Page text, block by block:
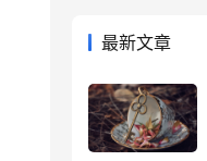
最新文章